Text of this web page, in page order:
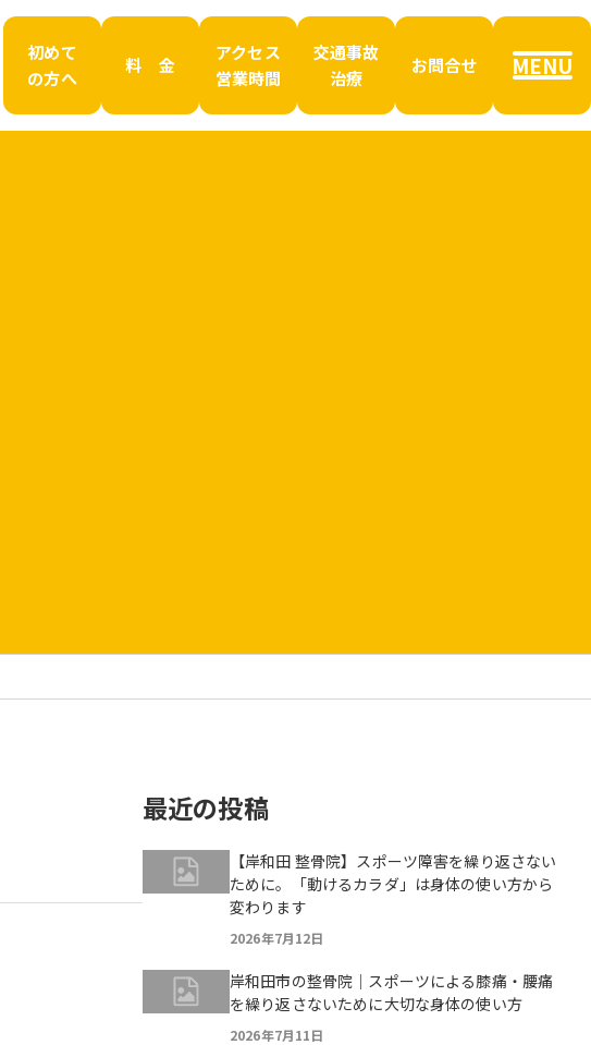
初めて
の方へ
料 金
アクセス
営業時間
交通事故
治療
お問合せ MENU
最近の投稿
【岸和田 整骨院】スポーツ障害を繰り返さない
ために。「動けるカラダ」は身体の使い方から
変わります
2026年7月12日
岸和田市の整骨院｜スポーツによる膝痛・腰痛
を繰り返さないために大切な身体の使い方
2026年7月11日